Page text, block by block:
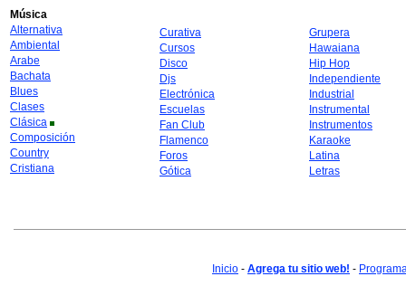
Música
Alternativa
Ambiental
Arabe
Bachata
Blues
Clases
Clásica
Composición
Country
Cristiana
Curativa
Cursos
Disco
Djs
Electrónica
Escuelas
Fan Club
Flamenco
Foros
Gótica
Grupera
Hawaiana
Hip Hop
Independiente
Industrial
Instrumental
Instrumentos
Karaoke
Latina
Letras
Inicio - Agrega tu sitio web! -